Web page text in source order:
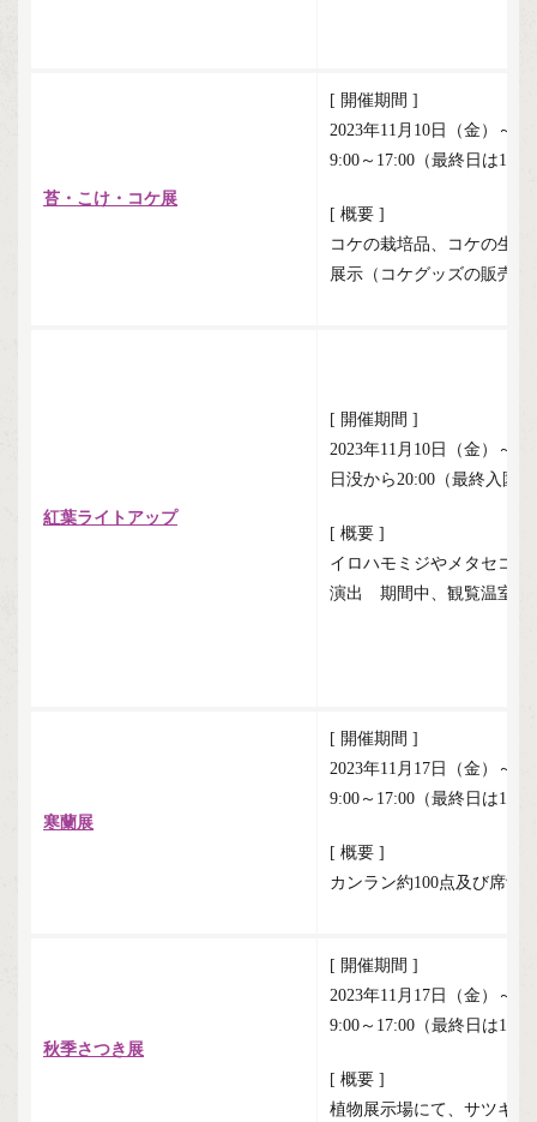
苔・こけ・コケ展
[ 開催期間 ]
2023年11月10日（金）～
9:00～17:00（最終日は
[ 概要 ]
コケの栽培品、コケの生
展示（コケグッズの販売あ
紅葉ライトアップ
[ 開催期間 ]
2023年11月10日（金）～
日没から20:00（最終入園
[ 概要 ]
イロハモミジやメタセコ
演出 期間中、観覧温室夜
寒蘭展
[ 開催期間 ]
2023年11月17日（金）～
9:00～17:00（最終日は
[ 概要 ]
カンラン約100点及び席飾
秋季さつき展
[ 開催期間 ]
2023年11月17日（金）～
9:00～17:00（最終日は
[ 概要 ]
植物展示場にて、サツキ